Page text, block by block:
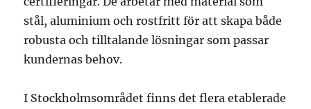
stål, aluminium och rostfritt för att skapa både
robusta och tilltalande lösningar som passar
kundernas behov.
I Stockholmsområdet finns det flera etablerade